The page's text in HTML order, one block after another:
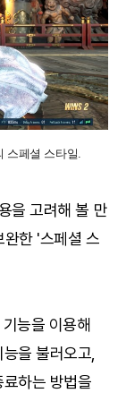
스페셜 스타일.
을 고려해 볼 만
한 '스페셜 스
능을 이용해
을 불러오고,
하는 방법을